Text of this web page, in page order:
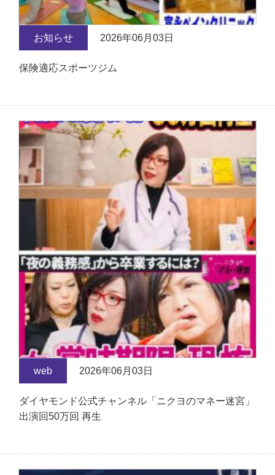
お知らせ 2026年06月03日
保険適応スポーツジム
web 2026年06月03日
ダイヤモンド公式チャンネル「ニクヨのマネー迷宮」
出演回50万回 再生